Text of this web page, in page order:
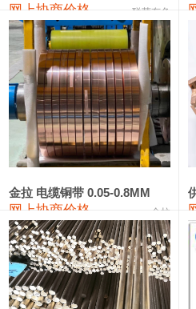
漆包线 111,610—115,610
磷铜合金 110,400—117,200
无氧铜丝(硬) 109,350—109,650
R410A专用紫铜管 113,340—113,340
铸造铝合金锭(A380）
铝合金ADC12 24,100—24,300
铸造铝合金锭(ZL102)
网上协商价格 联荣有色
金拉 电缆铜带 0.05-0.8MM
网上协商价格 金拉